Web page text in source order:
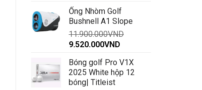
là:
14.900.000VND.là:
Ống Nhòm Golf
Bushnell A1 Slope
11.900.000VND
Giá
là:
11.900.000VND.
9.520.000VND
tại
là:
Bóng golf Pro V1X
2025 White hộp 12
bóng| Titleist